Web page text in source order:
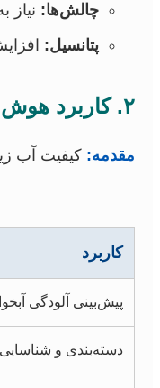
چالش‌ها: نیاز
پتانسیل:
۲. کاربرد هوش مصنوعی و یادگیری ماشین در پایش و مدیریت کیفیت آب زیرزمینی
مقدمه: کیفیت آب
کاربرد
پیش‌بینی آلودگی
دسته‌بندی و شناسایی